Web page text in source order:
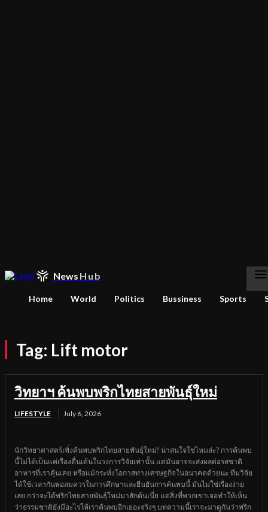
News Hub
Home World Politics Bussiness Sports
Tag: Lift motor
วิทยาฯ ค้นพบพริกไทยสายพันธุ์ใหม่
LIFESTYLE July 6, 2026
นักวิทยาศาสตร์เพิ่งค้นพบพริกไทยสายพันธุ์ใหม่! น่าสนใจใช่ไหมล่ะ? การค้นพบ
นี้ไม่ได้เป็นแค่เรื่องตื่นเต้นในวงการวิจัยเท่านั้น แต่มันอาจจะส่งผลต่อรสชาติ
อาหารที่เราคุ้นเคย หรือแม้กระทั่งโอกาสทางเศรษฐกิจในอนาคตด้วยนะ ทีมวิจัย
ได้ใช้เวลากันพอสมควรในการศึกษาและยืนยันการค้นพบนี้ มันไม่ใช่เรื่องง่าย
เลย กว่าจะได้พริกไทยสายพันธุ์ใหม่มาสักต้นเนี่ย แต่สิ่งที่พวกเขาเจอทำให้เห็น
ว่าธรรมชาติยังมีอะไรให้เราค้นพบอีกเยอะจริงๆ บทความนี้เราจะมาดูกันว่าพริก